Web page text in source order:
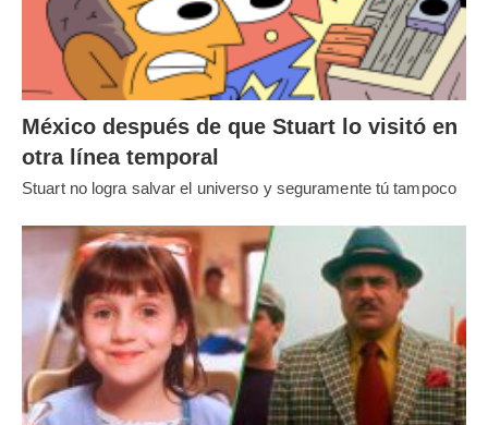
México después de que Stuart lo visitó en
otra línea temporal
Stuart no logra salvar el universo y seguramente tú tampoco